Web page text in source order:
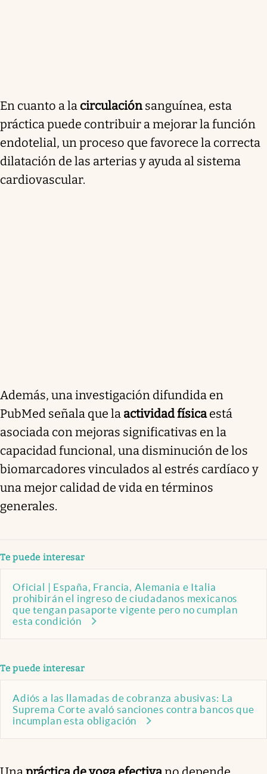
En cuanto a la circulaciónsanguínea, esta
práctica puede contribuir a mejorar la función
endotelial, un proceso que favorece la correcta
dilatación de las arterias y ayuda al sistema
cardiovascular.
Además, una investigación difundida en
PubMed señala que la actividad físicaestá
asociada con mejoras significativas en la
capacidad funcional, una disminución de los
biomarcadores vinculados al estrés cardíaco y
una mejor calidad de vida en términos
generales.
Te puede interesar
Oficial | España, Francia, Alemania e Italia
prohibirán el ingreso de ciudadanos mexicanos
que tengan pasaporte vigente pero no cumplan
esta condición
Te puede interesar
Adiós a las llamadas de cobranza abusivas: La
Suprema Corte avaló sanciones contra bancos que
incumplan esta obligación